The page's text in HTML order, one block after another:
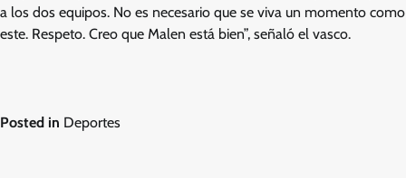
a los dos equipos. No es necesario que se viva un momento como
este. Respeto. Creo que Malen está bien”, señaló el vasco.
Posted in Deportes